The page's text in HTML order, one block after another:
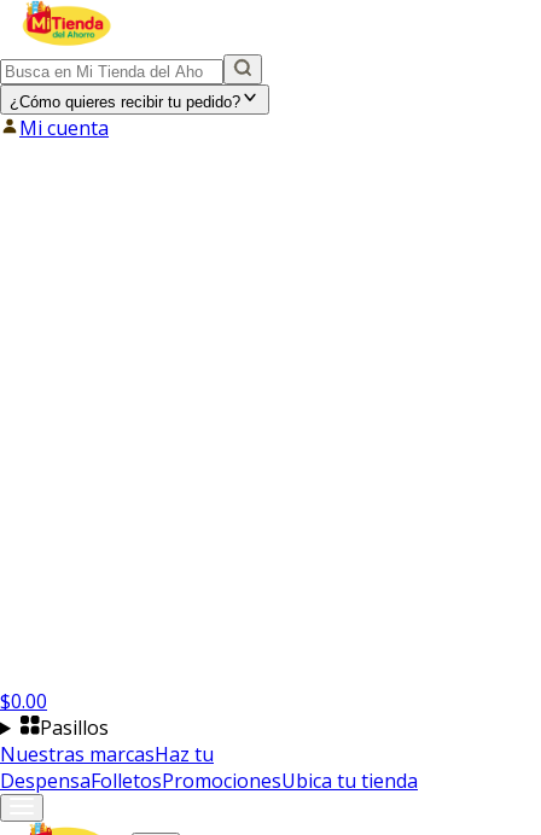
¿Cómo quieres recibir tu pedido?
Mi cuenta
$0.00
Pasillos
Nuestras marcasHaz tu
DespensaFolletosPromocionesUbica tu tienda